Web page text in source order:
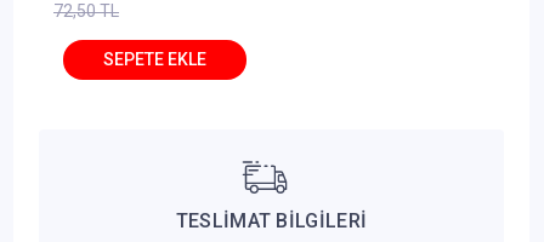
72,50 TL
TESLİMAT BİLGİLERİ